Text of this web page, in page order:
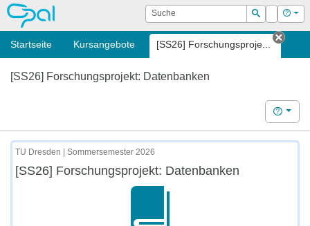
OPAL Suche
Suchen
Login Hilfe
Startseite Kursangebote [SS26] Forschungsproje...
Tab
[SS26] Forschungsprojekt: Datenbanken
Hilfe
TU Dresden | Sommersemester 2026
[SS26] Forschungsprojekt: Datenbanken